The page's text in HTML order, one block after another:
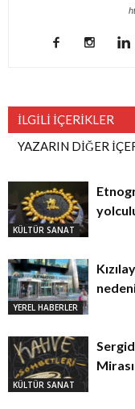
İLGİLİ İÇERİKLER
YAZARIN DİĞER
KÜLTÜR SANAT
YEREL HABERLER
KÜLTÜR SANAT